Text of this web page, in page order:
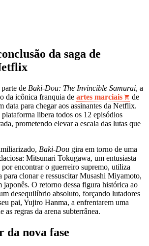
da saga de
de Baki-Dou: The Invincible Samurai, a
da icônica franquia de artes marciais
de
data para chegar aos assinantes da Netflix.
libera todos os 12 episódios
prometendo elevar a escala das lutas que
Baki-Dou gira em torno de uma
Mitsunari Tokugawa, um entusiasta
encontrar o guerreiro supremo, utiliza
para clonar e ressuscitar Musashi Miyamoto,
japonês. O retorno dessa figura histórica ao
desequilíbrio absoluto, forçando lutadores
pai, Yujiro Hanma, a enfrentarem uma
as regras da arena subterrânea.
da nova fase